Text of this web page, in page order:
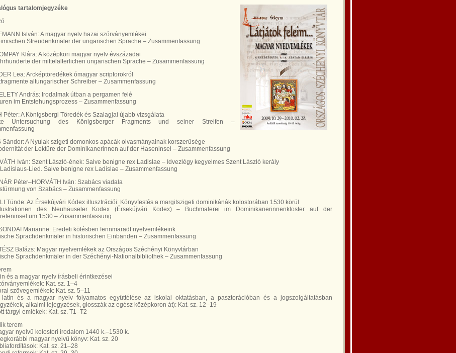
tartalomjegyzéke
István: A magyar nyelv hazai szórványemlékei
Streudenkmäler der ungarischen Sprache – Zusammenfassung
Klára: A középkori magyar nyelv évszázadai
der mittelalterlichen ungarischen Sprache – Zusammenfassung
Lea: Arcképtöredékek ómagyar scriptorokról
altungarischer Schreiber – Zusammenfassung
András: Irodalmak útban a pergamen felé
im Entstehungsprozess – Zusammenfassung
Péter: A Königsbergi Töredék és Szalagjai újabb vizsgálata
Untersuchung des Königsberger Fragments und seiner Streifen –
Sándor: A Nyulak szigeti domonkos apácák olvasmányainak korszerűsége
der Lektüre der Dominikanerinnen auf der Haseninsel – Zusammenfassung
Iván: Szent László-ének: Salve benigne rex Ladislae – Idvezlégy kegyelmes Szent László kerály
Lied. Salve benigne rex Ladislae – Zusammenfassung
Péter–HORVÁTH Iván: Szabács viadala
von Szabács – Zusammenfassung
Tünde: Az Érsekújvári Kódex illusztrációi: Könyvfestés a margitszigeti dominikánák kolostorában 1530 körül
des Neuhäuseler Kodex (Érsekújvári Kodex) – Buchmalerei im Dominikanerinnenkloster auf der
um 1530 – Zusammenfassung
Marianne: Eredeti kötésben fennmaradt nyelvemlékeink
Sprachdenkmäler in historischen Einbänden – Zusammenfassung
Balázs: Magyar nyelvemlékek az Országos Széchényi Könyvtárban
Sprachdenkmäler in der Széchényi-Nationalbibliothek – Zusammenfassung
és a magyar nyelv írásbeli érintkezései
Kat. sz. 1–4
szövegemlékek: Kat. sz. 5–11
latin és a magyar nyelv folyamatos együttélése az iskolai oktatásban, a pasztorációban és a jogszolgáltatásban
alkalmi lejegyzések, glosszák az egész középkoron át): Kat. sz. 12–19
tárgyi emlékek: Kat. sz. T1–T2
terem
nyelvű kolostori irodalom 1440 k.–1530 k.
magyar nyelvű könyv: Kat. sz. 20
Kat. sz. 21–28